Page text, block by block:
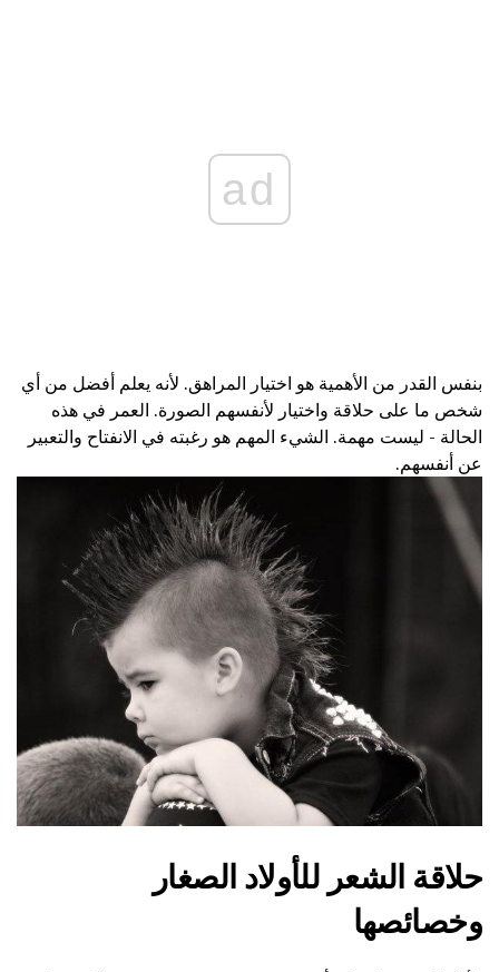
ad
بنفس القدر من الأهمية هو اختيار المراهق. لأنه يعلم أفضل من أي
شخص ما على حلاقة واختيار لأنفسهم الصورة. العمر في هذه
الحالة - ليست مهمة. الشيء المهم هو رغبته في الانفتاح والتعبير
عن أنفسهم.
حلاقة الشعر للأولاد الصغار
وخصائصها